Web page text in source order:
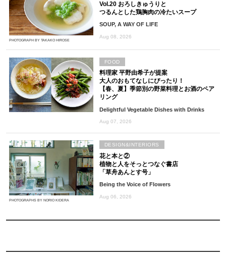
PHOTOGRAPH BY TAKAKO HIROSE
Vol.20 おろしきゅうりと
つるんとした鶏胸肉の冷たいスープ
SOUP, A WAY OF LIFE
Aug 08, 2026
料理家 平野由希子が提案
大人のおもてなしにぴったり！
【春、夏】季節別の野菜料理とお酒のペア
リング
Delightful Vegetable Dishes with Drinks
Aug 07, 2026
FOOD
PHOTOGRAPHS BY NORIO KIDERA
花と本と②
植物と人をそっとつなぐ書店
「草舟あんとす号」
Being the Voice of Flowers
Aug 06, 2026
DESIGN&INTERIORS